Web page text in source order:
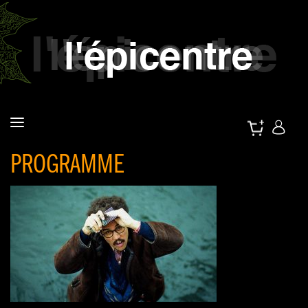
PROGRAMME